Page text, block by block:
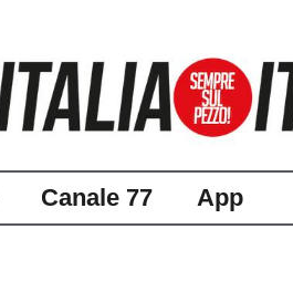
Canale 77 App